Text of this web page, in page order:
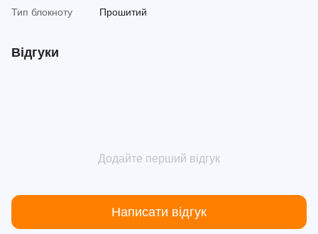
Тип блокноту
Прошитий
Відгуки
Додайте перший відгук
Написати відгук